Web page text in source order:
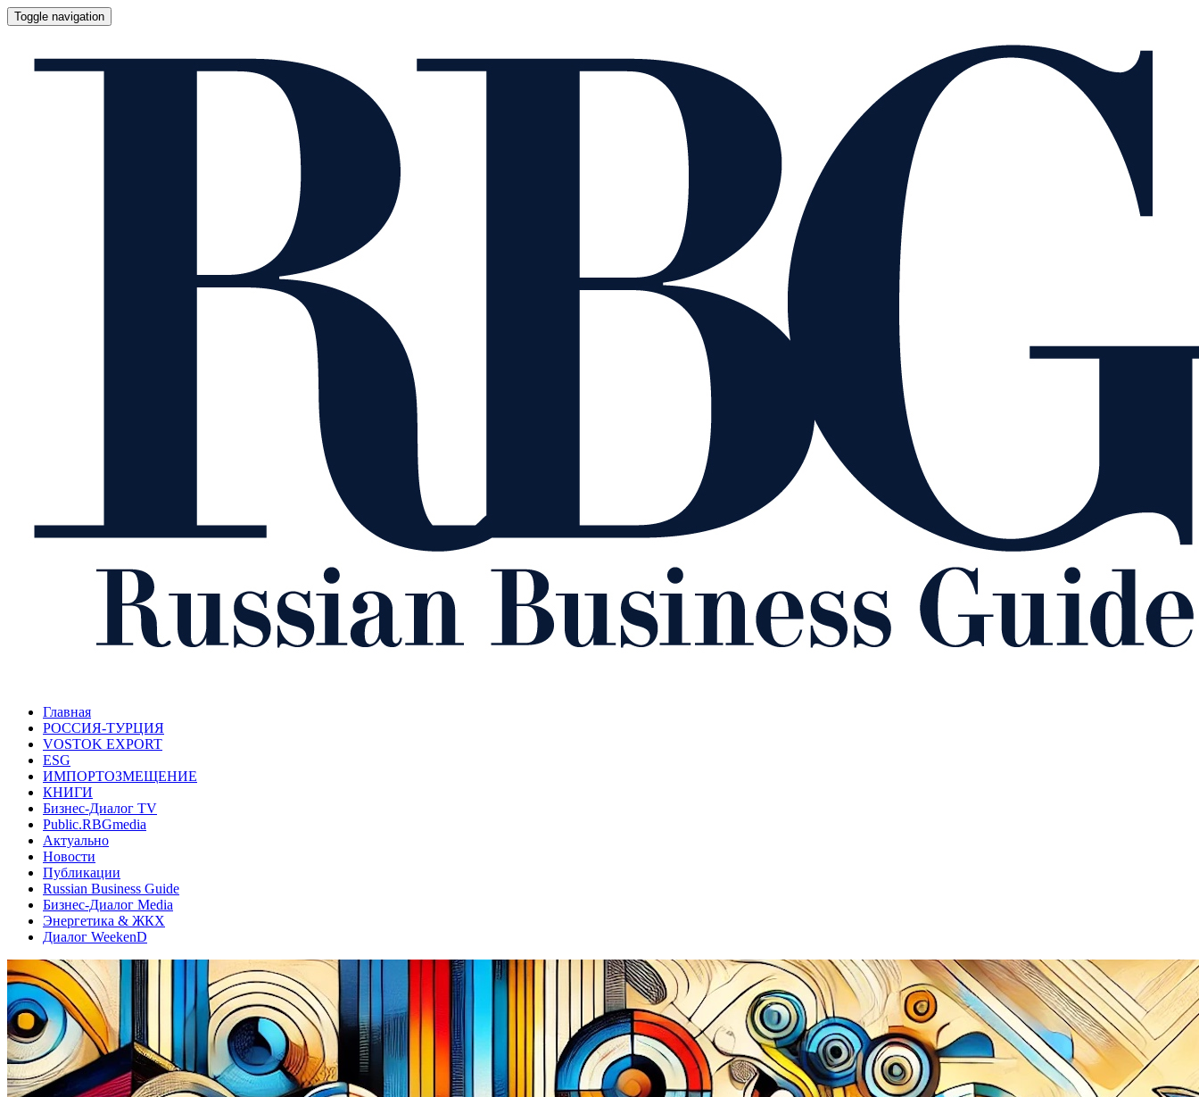
Toggle navigation
Главная
РОССИЯ-ТУРЦИЯ
VOSTOK EXPORT
ESG
ИМПОРТОЗМЕЩЕНИЕ
КНИГИ
Бизнес-Диалог TV
Public.RBGmedia
Актуально
Новости
Публикации
Russian Business Guide
Бизнес-Диалог Media
Энергетика & ЖКХ
Диалог WeekenD